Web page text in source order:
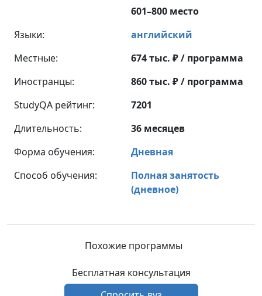
601–800 место
Языки:
английский
Местные:
674 тыс. ₽ / программа
Иностранцы:
860 тыс. ₽ / программа
StudyQA рейтинг:
7201
Длительность:
36 месяцев
Форма обучения:
Дневная
Способ обучения:
Полная занятость
(дневное)
Похожие программы
Бесплатная консультация